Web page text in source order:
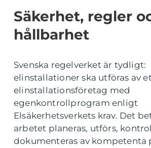
Säkerhet, regler
hållbarhet
Svenska regelverket är tydligt:
elinstallationer ska utföras av
elinstallationsföretag med
egenkontrollprogram enligt
Elsäkerhetsverkets krav. Det
arbetet planeras, utförs,
dokumenteras av kompetenta